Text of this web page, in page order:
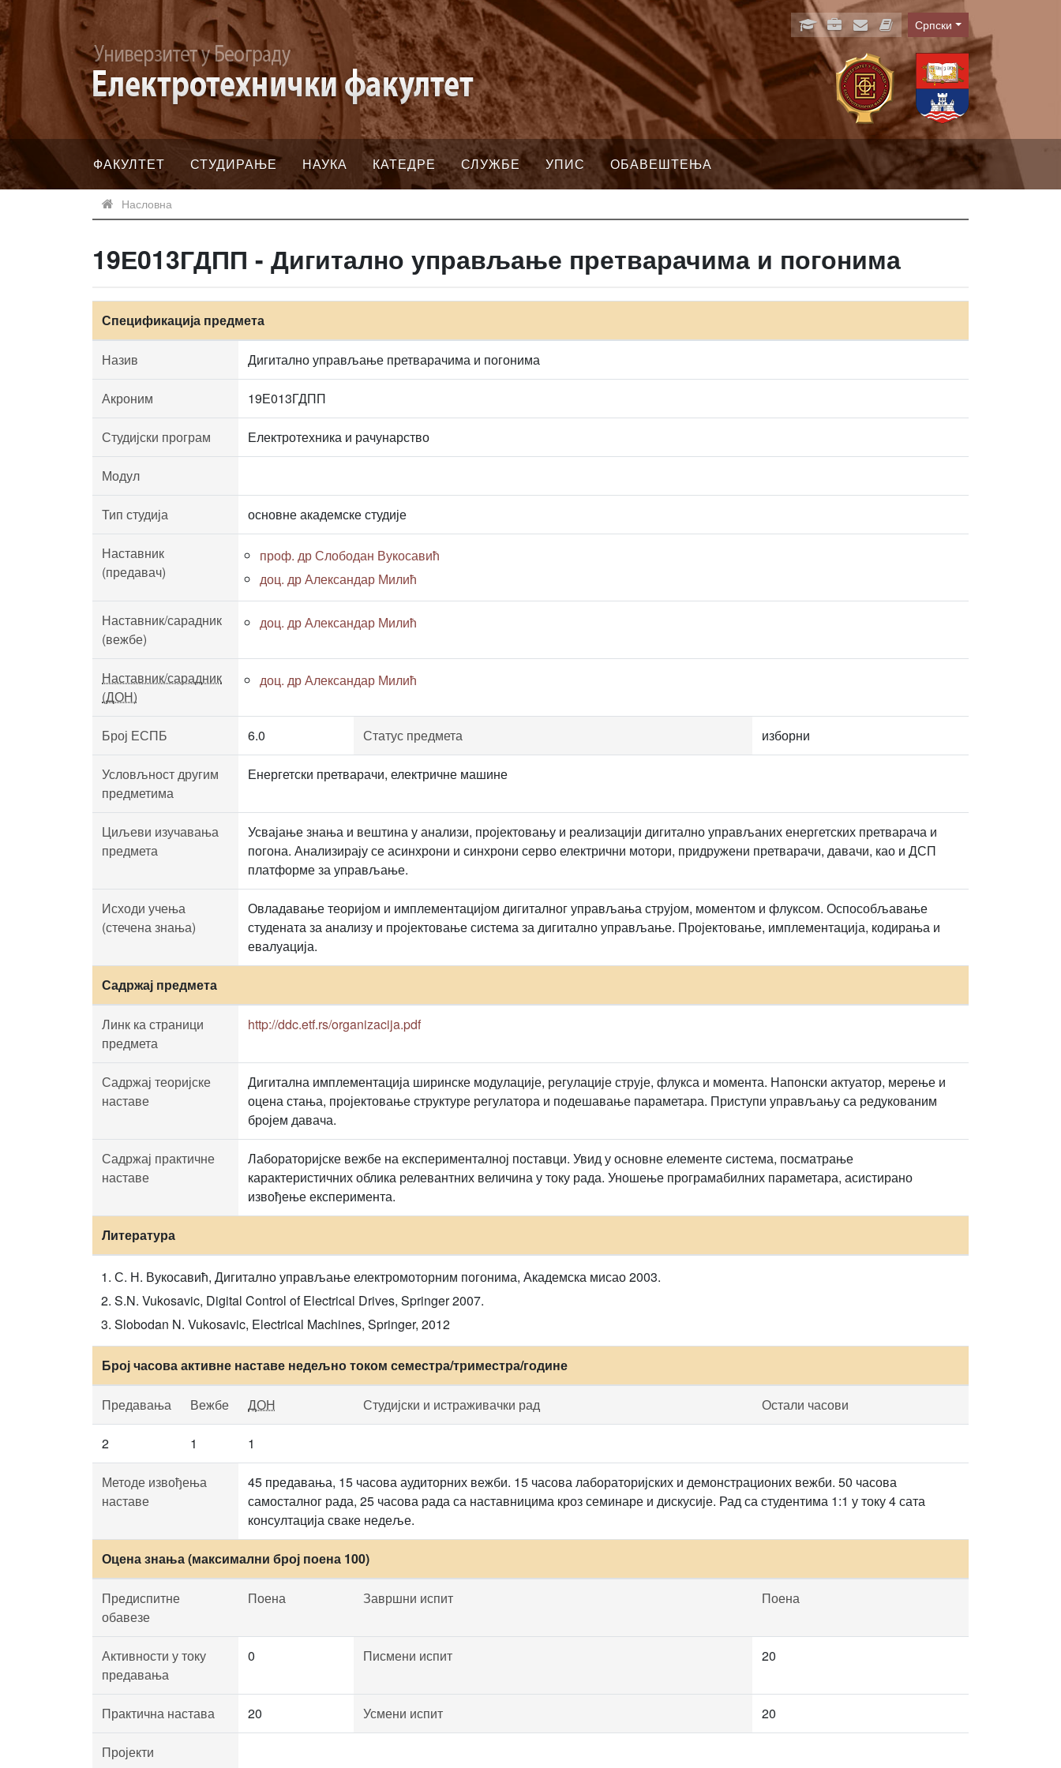
Language
Српски
ФАКУЛТЕТ СТУДИРАЊЕ НАУКА КАТЕДРЕ СЛУЖБЕ УПИС ОБАВЕШТЕЊА
Насловна
19Е013ГДПП - Дигитално управљање претварачима и погонима
Спецификација предмета
Назив Дигитално управљање претварачима и погонима
Акроним 19Е013ГДПП
Студијски програм Електротехника и рачунарство
Модул
Тип студија основне академске студије
Наставник
(предавач)
проф. др Слободан Вукосавић
доц. др Александар Милић
Наставник/сарадник
(вежбе)
доц. др Александар Милић
Наставник/сарадник
(ДОН)
доц. др Александар Милић
Број ЕСПБ 6.0 Статус предмета изборни
Условљност другим
предметима
Енергетски претварачи, електричне машине
Циљеви изучавања
предмета
Усвајање знања и вештина у анализи, пројектовању и реализацији дигитално управљаних енергетских претварача и
погона. Анализирају се асинхрони и синхрони серво електрични мотори, придружени претварачи, давачи, као и ДСП
платформе за управљање.
Исходи учења
(стечена знања)
Овладавање теоријом и имплементацијом дигиталног управљања струјом, моментом и флуксом. Оспособљавање
студената за анализу и пројектовање система за дигитално управљање. Пројектовање, имплементација, кодирања и
евалуација.
Садржај предмета
Линк ка страници
предмета
http://ddc.etf.rs/organizacija.pdf
Садржај теоријске
наставе
Дигитална имплементација ширинске модулације, регулације струје, флукса и момента. Напонски актуатор, мерење и
оцена стања, пројектовање структуре регулатора и подешавање параметара. Приступи управљању са редукованим
бројем давача.
Садржај практичне
наставе
Лабораторијске вежбе на експерименталној поставци. Увид у основне елементе система, посматрање
карактеристичних облика релевантних величина у току рада. Уношење програмабилних параметара, асистирано
извођење експеримента.
Литература
С. Н. Вукосавић, Дигитално управљање електромоторним погонима, Академска мисао 2003.
S.N. Vukosavic, Digital Control of Electrical Drives, Springer 2007.
Slobodan N. Vukosavic, Electrical Machines, Springer, 2012
Број часова активне наставе недељно током семестра/триместра/године
Предавања Вежбе ДОН Студијски и истраживачки рад Остали часови
2 1 1
Методе извођења
наставе
45 предавања, 15 часова аудиторних вежби. 15 часова лабораторијских и демонстрационих вежби. 50 часова
самосталног рада, 25 часова рада са наставницима кроз семинаре и дискусије. Рад са студентима 1:1 у току 4 сата
консултација сваке недеље.
Оцена знања (максимални број поена 100)
Предиспитне
обавезе
Поена Завршни испит Поена
Активности у току
предавања
0 Писмени испит 20
Практична настава 20 Усмени испит 20
Пројекти